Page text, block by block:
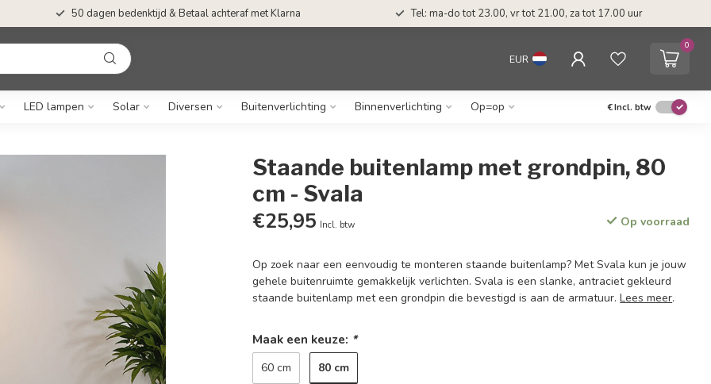
50 dagen bedenktijd & Betaal achteraf met Klarna Tel: ma-do tot 23.00, vr tot 21.00, za tot 17.00 uur
EUR
0
LED lampen Solar Diversen Buitenverlichting Binnenverlichting Op=op €Incl. btw
Staande buitenlamp met grondpin, 80
cm - Svala
€25,95 Incl. btw Op voorraad
Op zoek naar een eenvoudig te monteren staande buitenlamp? Met Svala kun je jouw
gehele buitenruimte gemakkelijk verlichten. Svala is een slanke, antraciet gekleurd
staande buitenlamp met een grondpin die bevestigd is aan de armatuur.Lees meer.
Maak een keuze: *
60 cm 80 cm